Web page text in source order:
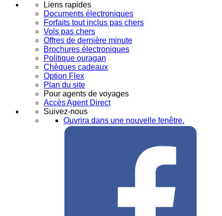
Liens rapides
Documents électroniques
Forfaits tout inclus pas chers
Vols pas chers
Offres de dernière minute
Brochures électroniques
Politique ouragan
Chèques cadeaux
Option Flex
Plan du site
Pour agents de voyages
Accès Agent Direct
Suivez-nous
Ouvrira dans une nouvelle fenêtre.